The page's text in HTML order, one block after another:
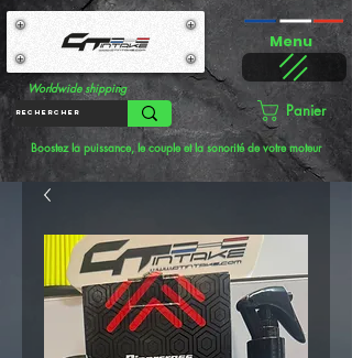
Worldwide shipping
Menu
Panier
Boostez la puissance, le couple et la sonorité de votre moteur